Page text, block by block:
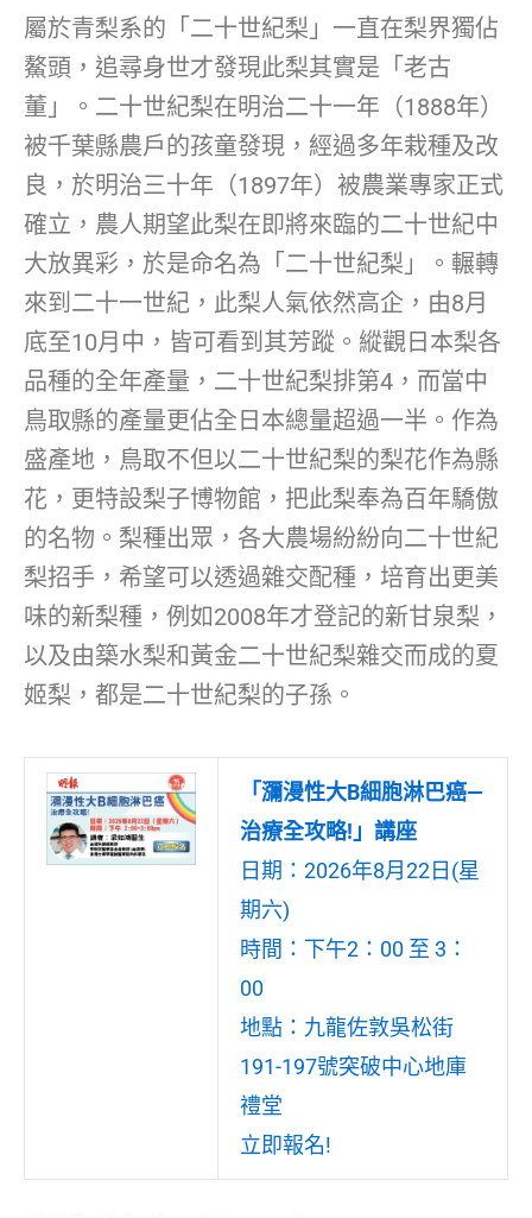
屬於青梨系的「二十世紀梨」一直在梨界獨佔
鰲頭，追尋身世才發現此梨其實是「老古
董」。二十世紀梨在明治二十一年（1888年）
被千葉縣農戶的孩童發現，經過多年栽種及改
良，於明治三十年（1897年）被農業專家正式
確立，農人期望此梨在即將來臨的二十世紀中
大放異彩，於是命名為「二十世紀梨」。輾轉
來到二十一世紀，此梨人氣依然高企，由8月
底至10月中，皆可看到其芳蹤。縱觀日本梨各
品種的全年產量，二十世紀梨排第4，而當中
鳥取縣的產量更佔全日本總量超過一半。作為
盛產地，鳥取不但以二十世紀梨的梨花作為縣
花，更特設梨子博物館，把此梨奉為百年驕傲
的名物。梨種出眾，各大農場紛紛向二十世紀
梨招手，希望可以透過雜交配種，培育出更美
味的新梨種，例如2008年才登記的新甘泉梨，
以及由築水梨和黃金二十世紀梨雜交而成的夏
姬梨，都是二十世紀梨的子孫。
「瀰漫性大B細胞淋巴癌—
治療全攻略!」講座
日期：2026年8月22日(星
期六)
時間：下午2：00 至 3：
00
地點：九龍佐敦吳松街
191-197號突破中心地庫
禮堂
立即報名!